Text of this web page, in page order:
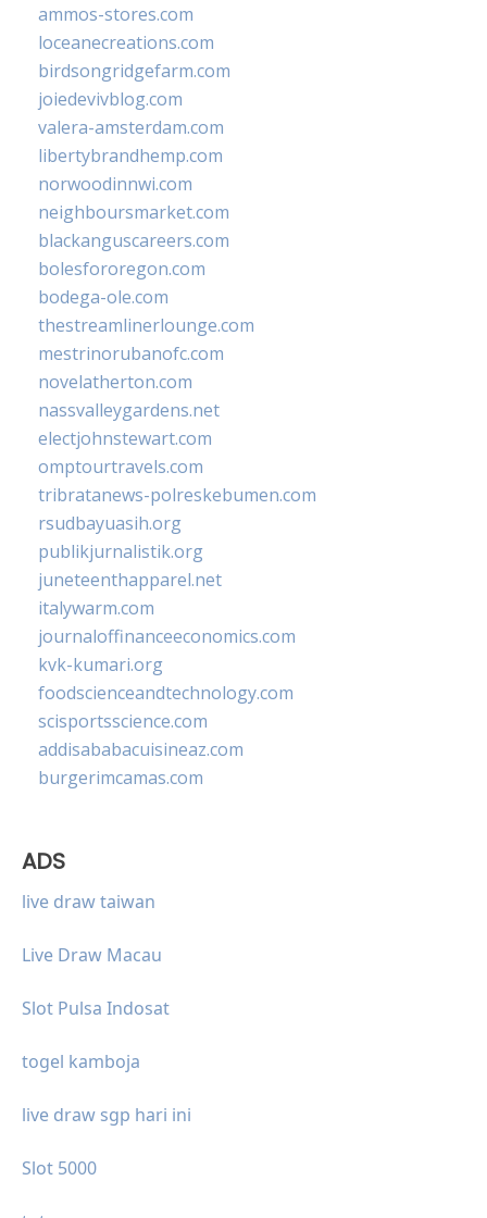
ammos-stores.com
loceanecreations.com
birdsongridgefarm.com
joiedevivblog.com
valera-amsterdam.com
libertybrandhemp.com
norwoodinnwi.com
neighboursmarket.com
blackanguscareers.com
bolesfororegon.com
bodega-ole.com
thestreamlinerlounge.com
mestrinorubanofc.com
novelatherton.com
nassvalleygardens.net
electjohnstewart.com
omptourtravels.com
tribratanews-polreskebumen.com
rsudbayuasih.org
publikjurnalistik.org
juneteenthapparel.net
italywarm.com
journaloffinanceeconomics.com
kvk-kumari.org
foodscienceandtechnology.com
scisportsscience.com
addisababacuisineaz.com
burgerimcamas.com
ADS
live draw taiwan
Live Draw Macau
Slot Pulsa Indosat
togel kamboja
live draw sgp hari ini
Slot 5000